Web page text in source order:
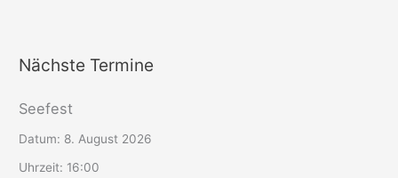
Nächste Termine
Seefest
Datum: 8. August 2026
Uhrzeit: 16:00